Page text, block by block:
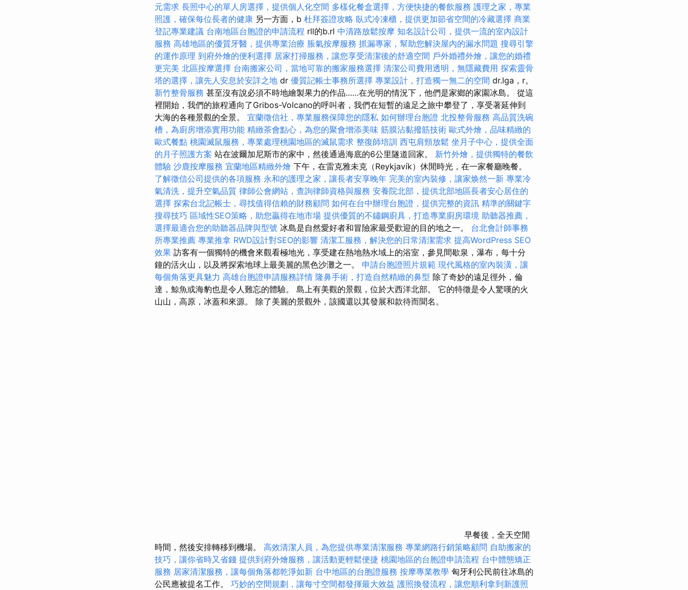
元需求 長照中心的單人房選擇，提供個人化空間 多樣化餐盒選擇，方便快捷的餐飲服務 護理之家，專業
照護，確保每位長者的健康 另一方面，b 杜拜簽證攻略 臥式冷凍櫃，提供更加節省空間的冷藏選擇 商業
登記專業建議 台南地區台胞證的申請流程 rll的b.rl 中清路放鬆按摩 知名設計公司，提供一流的室內設計
服務 高雄地區的優質牙醫，提供專業治療 脹氣按摩服務 抓漏專家，幫助您解決屋內的漏水問題 搜尋引擎
的運作原理 到府外燴的便利選擇 居家打掃服務，讓您享受清潔後的舒適空間 戶外婚禮外燴，讓您的婚禮
更完美 北區按摩選擇 台南搬家公司，當地可靠的搬家服務選擇 清潔公司費用透明，無隱藏費用 探索靈骨
塔的選擇，讓先人安息於安詳之地 dr 優質記帳士事務所選擇 專業設計，打造獨一無二的空間 dr.lga，r。
新竹整骨服務 甚至沒有說必須不時地繪製果力的作品……在光明的情況下，他們是家鄉的家園冰島。 從這
裡開始，我們的旅程通向了Gribos-Volcano的呼叫者，我們在短暫的遠足之旅中攀登了，享受著延伸到
大海的各種景觀的全景。 宜蘭徵信社，專業服務保障您的隱私 如何辦理台胞證 北投整骨服務 高品質洗碗
槽，為廚房增添實用功能 精緻茶會點心，為您的聚會增添美味 筋膜沾黏撥筋技術 歐式外燴，品味精緻的
歐式餐點 桃園滅鼠服務，專業處理桃園地區的滅鼠需求 整復師培訓 西屯肩頸放鬆 坐月子中心，提供全面
的月子照護方案 站在波爾加尼斯市的家中，然後通過海底的6公里隧道回家。 新竹外燴，提供獨特的餐飲
體驗 沙鹿按摩服務 宜蘭地區精緻外燴 下午，在雷克雅未克（Reykjavík）休閒時光，在一家餐廳晚餐。
了解徵信公司提供的各項服務 永和的護理之家，讓長者安享晚年 完美的室內裝修，讓家焕然一新 專業冷
氣清洗，提升空氣品質 律師公會網站，查詢律師資格與服務 安養院北部，提供北部地區長者安心居住的
選擇 探索台北記帳士，尋找值得信賴的財務顧問 如何在台中辦理台胞證，提供完整的資訊 精準的關鍵字
搜尋技巧 區域性SEO策略，助您贏得在地市場 提供優質的不鏽鋼廚具，打造專業廚房環境 助聽器推薦，
選擇最適合您的助聽器品牌與型號 冰島是自然愛好者和冒險家最受歡迎的目的地之一。 台北會計師事務
所專業推薦 專業推拿 RWD設計對SEO的影響 清潔工服務，解決您的日常清潔需求 提高WordPress SEO
效果 訪客有一個獨特的機會來觀看極地光，享受建在熱地熱水域上的浴室，參見間歇泉，瀑布，每十分
鐘的活火山，以及將探索地球上最美麗的黑色沙灘之一。 申請台胞證照片規範 現代風格的室內裝潢，讓
每個角落更具魅力 高雄台胞證申請服務詳情 隆鼻手術，打造自然精緻的鼻型 除了奇妙的遠足徑外，倫
達，鯨魚或海豹也是令人難忘的體驗。 島上有美觀的景觀，位於大西洋北部。 它的特徵是令人驚嘆的火
山山，高原，冰蓋和來源。 除了美麗的景觀外，該國還以其發展和款待而聞名。
早餐後，全天空閒
時間，然後安排轉移到機場。 高效清潔人員，為您提供專業清潔服務 專業網路行銷策略顧問 自助搬家的
技巧，讓你省時又省錢 提供到府外燴服務，讓活動更輕鬆便捷 桃園地區的台胞證申請流程 台中體態矯正
服務 居家清潔服務，讓每個角落都乾淨如新 台中地區的台胞證服務 按摩專業教學 匈牙利公民前往冰島的
公民應被提名工作。 巧妙的空間規劃，讓每寸空間都發揮最大效益 護照換發流程，讓您順利拿到新護照